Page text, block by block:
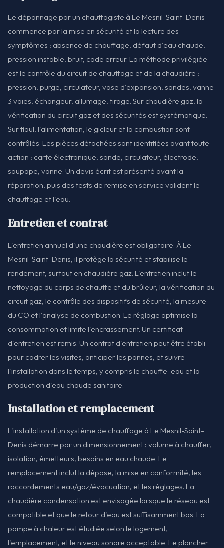
Le dépannage par un chauffagiste à Le Mesnil-Saint-Denis
commence par la mise en sécurité et la lecture des
symptômes : absence de chauffage, défaut d'eau chaude,
pression instable, bruit, code erreur. La méthode privilégiée
est le contrôle du circuit de chauffage et de la chaudière :
pression, purge, circulateur, vase d'expansion, sondes, vanne
3 voies, échangeur, allumage, tirage. Sur chaudière gaz, la
vérification du circuit gaz et des sécurités est systématique.
Sur fioul, l'alimentation, le gicleur et la combustion sont
contrôlés. Les pièces détachées sont identifiées avant toute
action : carte électronique, sonde, circulateur, électrode,
soupape, vanne. Un devis écrit est présenté avant la
réparation, puis des tests de remise en service valident le
chauffage et l'eau.
Entretien et contrat
L'entretien annuel d'une chaudière est obligatoire. À Le
Mesnil-Saint-Denis, il protège la sécurité et stabilise le
rendement, surtout en chaudière gaz. L'entretien inclut le
nettoyage du corps de chauffe et du brûleur, la vérification du
circuit gaz, le contrôle des dispositifs de sécurité, la mesure
du CO et l'analyse de combustion. Le réglage optimise la
consommation et limite l'encrassement. Un certificat
d'entretien est remis. Un contrat d'entretien peut être établi
pour cadrer les visites, anticiper les pannes, et suivre
l'installation dans le temps, y compris le chauffe-eau et la
production d'eau chaude sanitaire.
Installation et remplacement
L'installation d'un système de chauffage à Le Mesnil-Saint-
Denis démarre par un dimensionnement : volume à chauffer,
isolation, émetteurs, besoins en eau chaude. Le
remplacement inclut la dépose, la mise en conformité, les
raccordements eau/gaz/évacuation, et les réglages. La
chaudière condensation est envisagée lorsque le réseau est
compatible et que le retour d'eau est suffisamment bas. La
pompe à chaleur est étudiée selon le logement,
l'emplacement, et le niveau sonore acceptable. Le plancher